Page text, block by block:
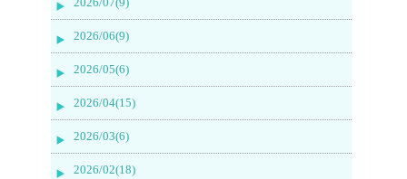
2026/06(9)
2026/05(6)
2026/04(15)
2026/03(6)
2026/02(18)